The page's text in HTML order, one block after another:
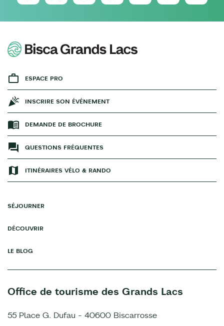
ESPACE PRO
INSCRIRE SON ÉVÉNEMENT
DEMANDE DE BROCHURE
QUESTIONS FRÉQUENTES
ITINÉRAIRES VÉLO & RANDO
SÉJOURNER
DÉCOUVRIR
LE BLOG
Office de tourisme des Grands Lacs
55 Place G. Dufau - 40600 Biscarrosse